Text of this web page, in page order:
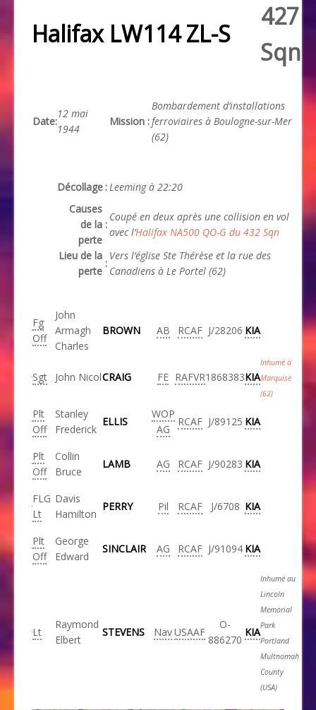
Halifax LW114 ZL-S
427
Sqn
Date:
12 mai
1944
Mission :
Bombardement d’installations
ferroviaires à Boulogne-sur-Mer
(62)
Décollage :Leeming à 22:20
Causes
de la
perte
:
Coupé en deux après une collision en vol
avec l’Halifax NA500 QO-G du 432 Sqn
Lieu de la
perte
:
Vers l’église Ste Thérèse et la rue des
Canadiens à Le Portel (62)
Fg
Off
John
Armagh
Charles
BROWN AB RCAF J/28206 KIA
Sgt John NicolCRAIG FE RAFVR1868383KIA
Inhumé à
Marquise
(62)
Plt
Off
Stanley
Frederick
ELLIS
WOP
AG
RCAF J/89125 KIA
Plt
Off
Collin
Bruce
LAMB AG RCAF J/90283 KIA
FLG
Lt
Davis
Hamilton
PERRY Pil RCAF J/6708 KIA
Plt
Off
George
Edward
SINCLAIR AG RCAF J/91094 KIA
Lt
Raymond
Elbert
STEVENS NavUSAAF
O-
886270
KIA
Inhumé au
Lincoln
Memorial
Park
Portland
Multnomah
County
(USA)